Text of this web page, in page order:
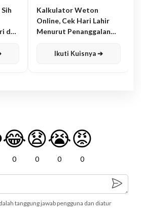
dan
Kalkulator Weton
Online, Cek Hari Lahir
Menurut Penanggalan
Ikuti Kuisnya ➔
😂
0
😧
0
😭
0
😡
0
tanggung jawab pengguna dan diatur